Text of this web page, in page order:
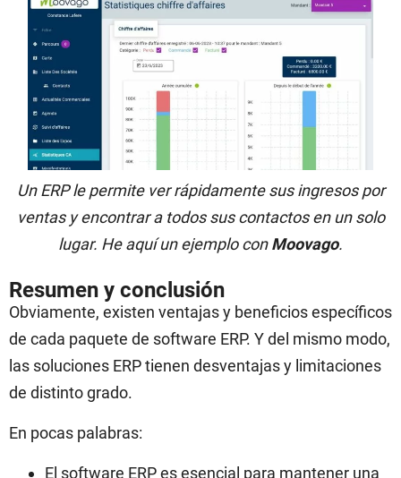
Un ERP le permite ver rápidamente sus ingresos por
ventas y encontrar a todos sus contactos en un solo
lugar. He aquí un ejemplo conMoovago.
Resumen y conclusión
Obviamente, existen ventajas y beneficios específicos
de cada paquete de software ERP. Y del mismo modo,
las soluciones ERP tienen desventajas y limitaciones
de distinto grado.
En pocas palabras:
El software ERP es esencial para mantener una